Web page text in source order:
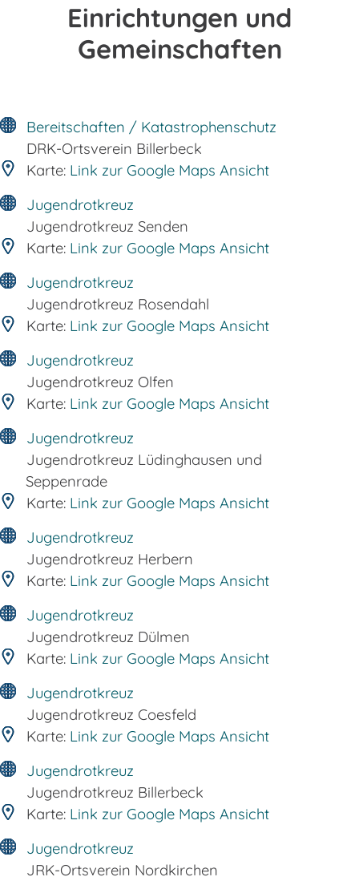
Einrichtungen und
Gemeinschaften
Bereitschaften / Katastrophenschutz
DRK-Ortsverein Billerbeck
Karte: Link zur Google Maps Ansicht
Jugendrotkreuz
Jugendrotkreuz Senden
Karte: Link zur Google Maps Ansicht
Jugendrotkreuz
Jugendrotkreuz Rosendahl
Karte: Link zur Google Maps Ansicht
Jugendrotkreuz
Jugendrotkreuz Olfen
Karte: Link zur Google Maps Ansicht
Jugendrotkreuz
Jugendrotkreuz Lüdinghausen und
Seppenrade
Karte: Link zur Google Maps Ansicht
Jugendrotkreuz
Jugendrotkreuz Herbern
Karte: Link zur Google Maps Ansicht
Jugendrotkreuz
Jugendrotkreuz Dülmen
Karte: Link zur Google Maps Ansicht
Jugendrotkreuz
Jugendrotkreuz Coesfeld
Karte: Link zur Google Maps Ansicht
Jugendrotkreuz
Jugendrotkreuz Billerbeck
Karte: Link zur Google Maps Ansicht
Jugendrotkreuz
JRK-Ortsverein Nordkirchen